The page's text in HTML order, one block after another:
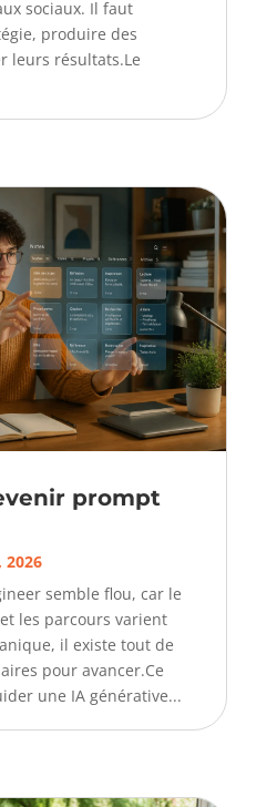
sociaux. Il faut
produire des
leurs résultats.Le
prompt
2026
semble flou, car le
les parcours varient
il existe tout de
pour avancer.Ce
une IA générative...